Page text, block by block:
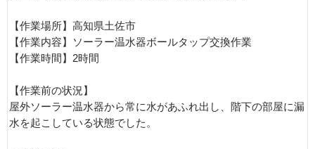
【作業場所】高知県土佐市
【作業内容】ソーラー温水器ボールタップ交換作業
【作業時間】2時間
【作業前の状況】
屋外ソーラー温水器から常に水があふれ出し、階下の部屋に漏
水を起こしている状態でした。